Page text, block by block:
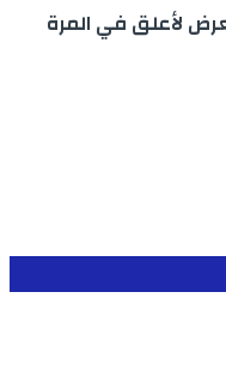
لأعلق في المرة